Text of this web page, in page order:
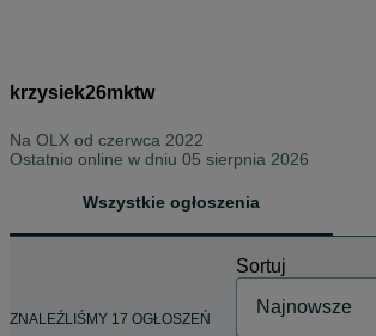
krzysiek26mktw
Na OLX od czerwca 2022
Ostatnio online w dniu 05 sierpnia 2026
Wszystkie ogłoszenia
ZNALEŹLIŚMY 17 OGŁOSZEŃ
Sortuj